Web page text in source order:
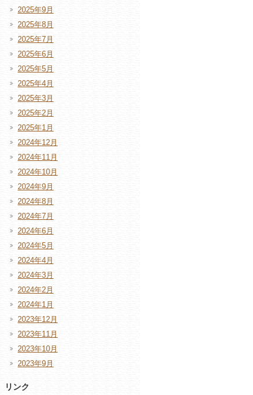
2025年9月
2025年8月
2025年7月
2025年6月
2025年5月
2025年4月
2025年3月
2025年2月
2025年1月
2024年12月
2024年11月
2024年10月
2024年9月
2024年8月
2024年7月
2024年6月
2024年5月
2024年4月
2024年3月
2024年2月
2024年1月
2023年12月
2023年11月
2023年10月
2023年9月
リンク